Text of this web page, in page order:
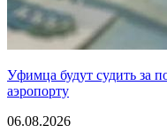
Уфимца будут судить за
аэропорту
06.08.2026